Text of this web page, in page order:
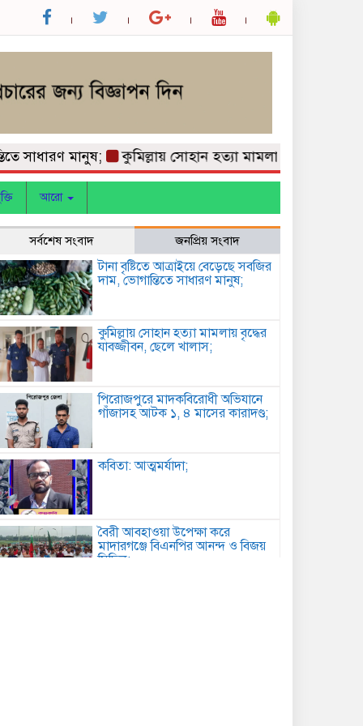
মানুষ; কুমিল্লায় সোহান হত্যা মামলায় বৃদ্ধের যাবজ্জীবন,
আরো
সর্বশেষ সংবাদ জনপ্রিয় সংবাদ
টানা বৃষ্টিতে আত্রাইয়ে বেড়েছে সবজির
দাম, ভোগান্তিতে সাধারণ মানুষ;
কুমিল্লায় সোহান হত্যা মামলায় বৃদ্ধের
যাবজ্জীবন, ছেলে খালাস;
পিরোজপুরে মাদকবিরোধী অভিযানে
গাঁজাসহ আটক ১, ৪ মাসের কারাদণ্ড;
কবিতা: আত্মমর্যাদা;
বৈরী আবহাওয়া উপেক্ষা করে
মাদারগঞ্জে বিএনপির আনন্দ ও বিজয়
মিছিল;